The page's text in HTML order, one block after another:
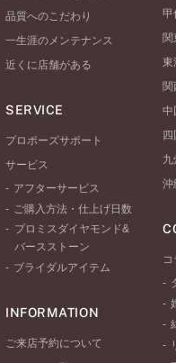
品質へのこだわり
一生涯のメンテナンス
近くに店舗がある
SERVICE
プロポーズサポート
サービス
アフターサービス
ご購入方法・仕上げ日数
プロミスダイヤモンド&
バースストーン
ブライダルアイテム
INFORMATION
ご来店予約について
甲
関
東
関
中
四
九
沖